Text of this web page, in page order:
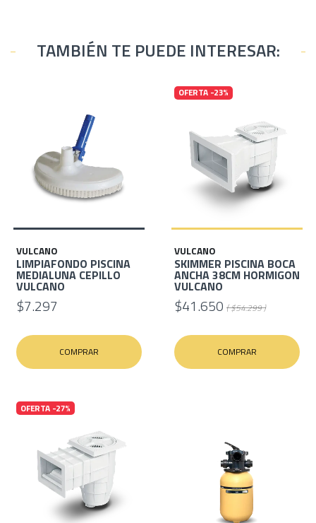
TAMBIÉN TE PUEDE INTERESAR:
VULCANO
LIMPIAFONDO PISCINA
MEDIALUNA CEPILLO
VULCANO
$7.297
COMPRAR
OFERTA -23%
VULCANO
SKIMMER PISCINA BOCA
ANCHA 38CM HORMIGON
VULCANO
$41.650 ( $54.299 )
COMPRAR
OFERTA -27%